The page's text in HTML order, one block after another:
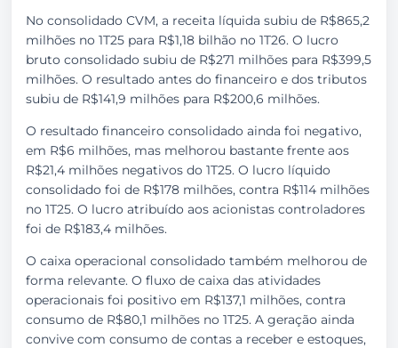
No consolidado CVM, a receita líquida subiu de R$865,2
milhões no 1T25 para R$1,18 bilhão no 1T26. O lucro
bruto consolidado subiu de R$271 milhões para R$399,5
milhões. O resultado antes do financeiro e dos tributos
subiu de R$141,9 milhões para R$200,6 milhões.
O resultado financeiro consolidado ainda foi negativo,
em R$6 milhões, mas melhorou bastante frente aos
R$21,4 milhões negativos do 1T25. O lucro líquido
consolidado foi de R$178 milhões, contra R$114 milhões
no 1T25. O lucro atribuído aos acionistas controladores
foi de R$183,4 milhões.
O caixa operacional consolidado também melhorou de
forma relevante. O fluxo de caixa das atividades
operacionais foi positivo em R$137,1 milhões, contra
consumo de R$80,1 milhões no 1T25. A geração ainda
convive com consumo de contas a receber e estoques,